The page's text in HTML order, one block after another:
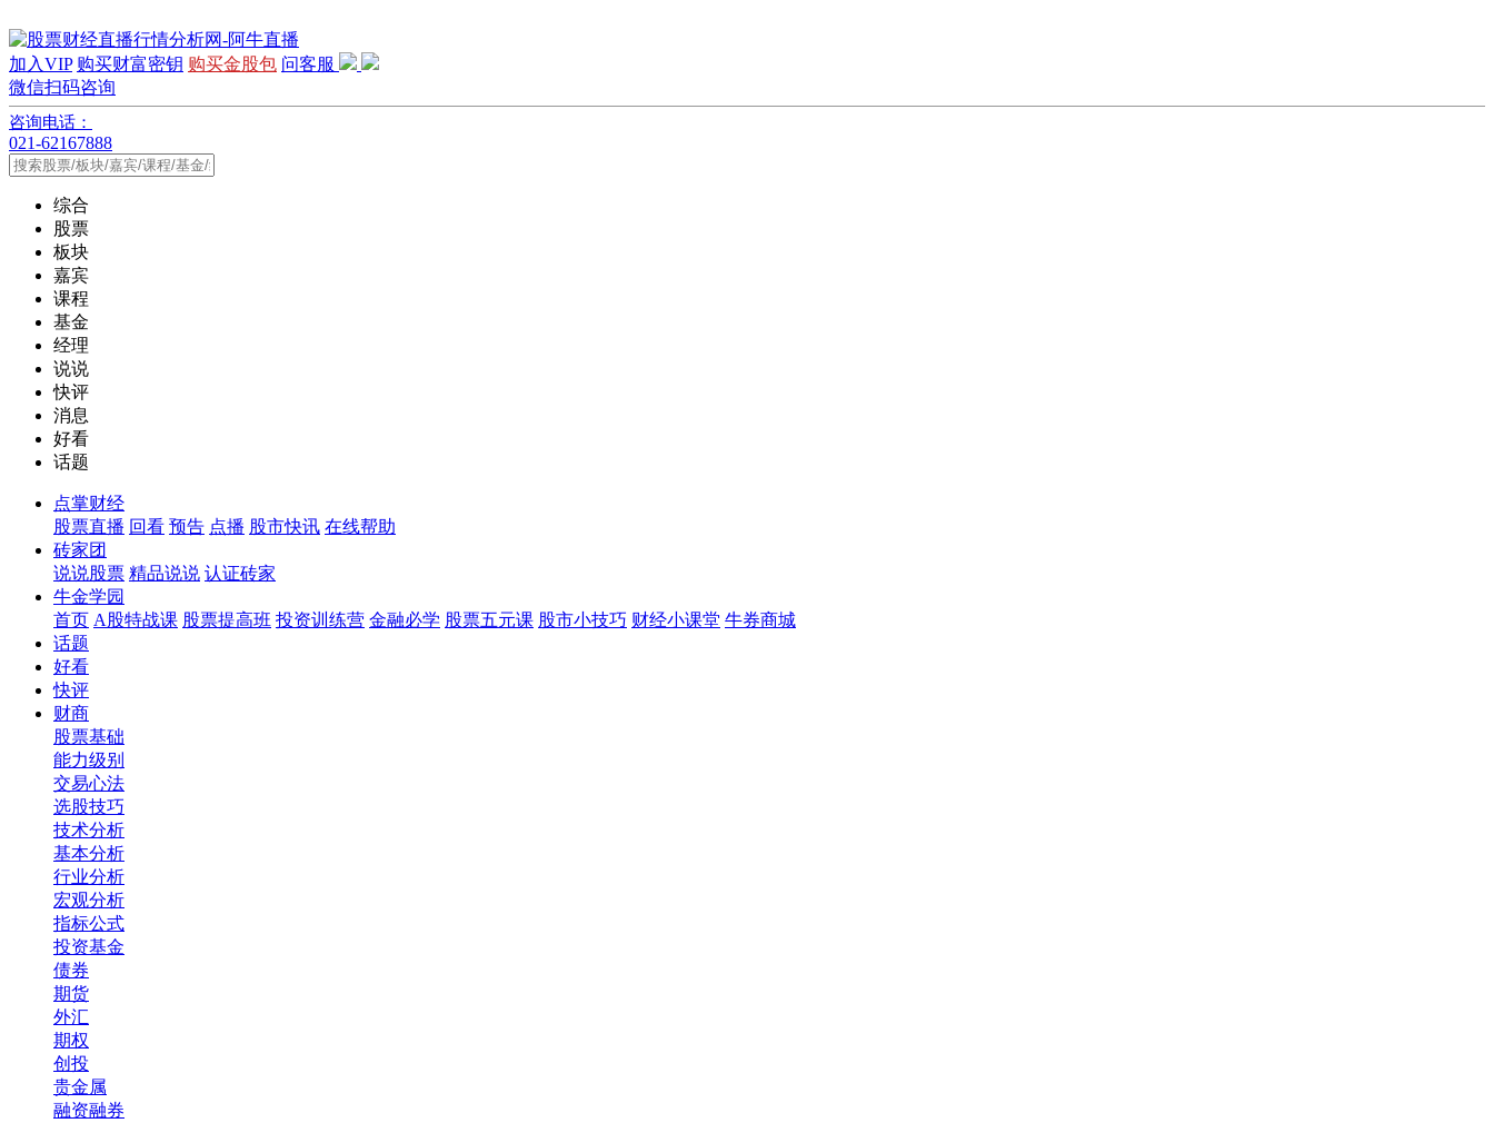
加入VIP 购买财富密钥 购买金股包 问客服
微信扫码咨询
咨询电话：
021-62167888
综合
股票
板块
嘉宾
课程
基金
经理
说说
快评
消息
好看
话题
点掌财经
股票直播 回看 预告 点播 股市快讯 在线帮助
砖家团
说说股票 精品说说 认证砖家
牛金学园
首页 A股特战课 股票提高班 投资训练营 金融必学 股票五元课 股市小技巧 财经小课堂 牛券商城
话题
好看
快评
财商
股票基础
能力级别
交易心法
选股技巧
技术分析
基本分析
行业分析
宏观分析
指标公式
投资基金
债券
期货
外汇
期权
创投
贵金属
融资融券